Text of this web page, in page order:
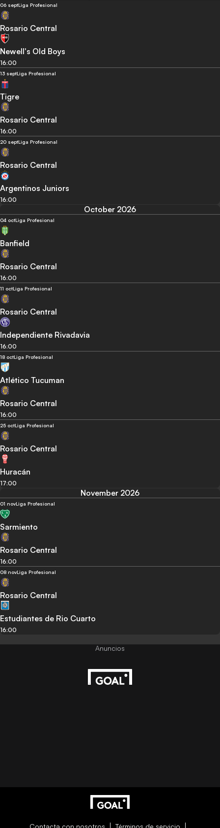
06 septLiga Profesional
Rosario Central
Newell's Old Boys
16:00
13 septLiga Profesional
Tigre
Rosario Central
16:00
20 septLiga Profesional
Rosario Central
Argentinos Juniors
16:00
October 2026
04 octLiga Profesional
Banfield
Rosario Central
16:00
11 octLiga Profesional
Rosario Central
Independiente Rivadavia
16:00
18 octLiga Profesional
Atlético Tucuman
Rosario Central
16:00
25 octLiga Profesional
Rosario Central
Huracán
17:00
November 2026
01 novLiga Profesional
Sarmiento
Rosario Central
16:00
08 novLiga Profesional
Rosario Central
Estudiantes de Rio Cuarto
16:00